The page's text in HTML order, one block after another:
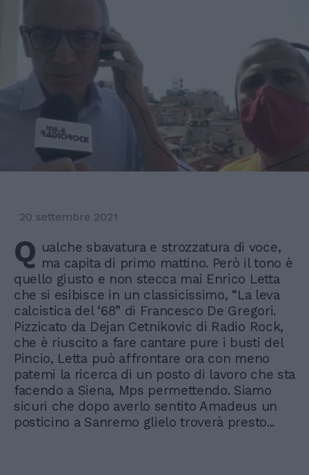
20 settembre 2021
Q ualche sbavatura e strozzatura di voce,
ma capita di primo mattino. Però il tono è
quello giusto e non stecca mai Enrico Letta
che si esibisce in un classicissimo, “La leva
calcistica del ‘68” di Francesco De Gregori.
Pizzicato da Dejan Cetnikovic di Radio Rock,
che è riuscito a fare cantare pure i busti del
Pincio, Letta può affrontare ora con meno
patemi la ricerca di un posto di lavoro che sta
facendo a Siena, Mps permettendo. Siamo
sicuri che dopo averlo sentito Amadeus un
posticino a Sanremo glielo troverà presto...